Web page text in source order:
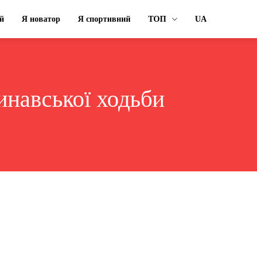
Я новатор Я спортивний ТОП UA
ходьби